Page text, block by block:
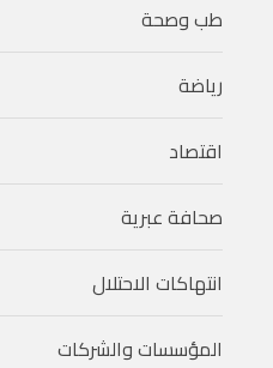
طب وصحة
رياضة
اقتصاد
صحافة عبرية
انتهاكات الاحتلال
المؤسسات والشركات